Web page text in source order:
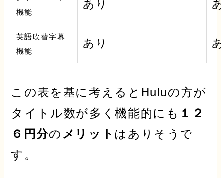
機能
あり
英語吹替字幕
機能
あり
この表を基に考えるとHuluの方が
タイトル数が多く機能的にも １２
６円分の メリット はありそうで
す。